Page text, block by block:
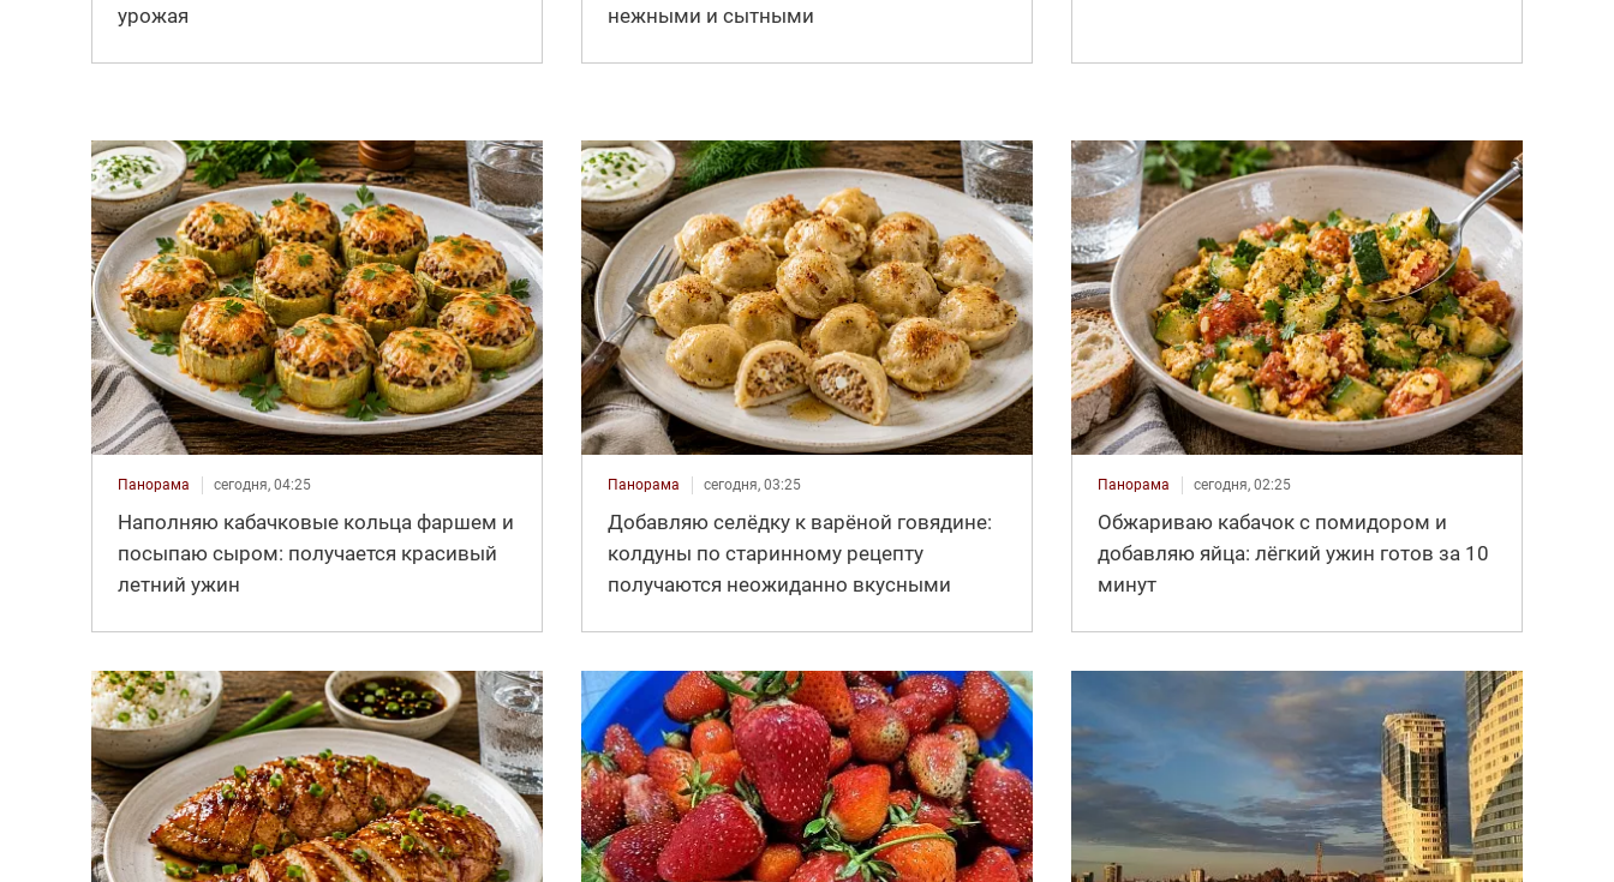
урожая
нежными и сытными
Панорама сегодня, 04:25
Наполняю кабачковые кольца фаршем и
посыпаю сыром: получается красивый
летний ужин
Панорама сегодня, 03:25
Добавляю селёдку к варёной говядине:
колдуны по старинному рецепту
получаются неожиданно вкусными
Панорама сегодня, 02:25
Обжариваю кабачок с помидором и
добавляю яйца: лёгкий ужин готов за 10
минут